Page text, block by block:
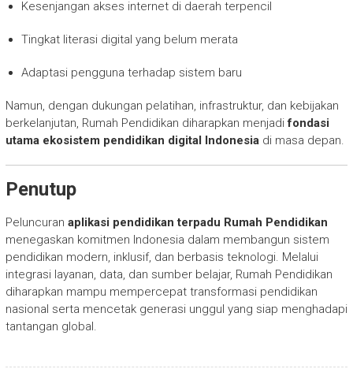
Kesenjangan akses internet di daerah terpencil
Tingkat literasi digital yang belum merata
Adaptasi pengguna terhadap sistem baru
Namun, dengan dukungan pelatihan, infrastruktur, dan kebijakan
berkelanjutan, Rumah Pendidikan diharapkan menjadifondasi
utama ekosistem pendidikan digital Indonesiadi masa depan.
Penutup
Peluncuran aplikasi pendidikan terpadu Rumah Pendidikan
menegaskan komitmen Indonesia dalam membangun sistem
pendidikan modern, inklusif, dan berbasis teknologi. Melalui
integrasi layanan, data, dan sumber belajar, Rumah Pendidikan
diharapkan mampu mempercepat transformasi pendidikan
nasional serta mencetak generasi unggul yang siap menghadapi
tantangan global.